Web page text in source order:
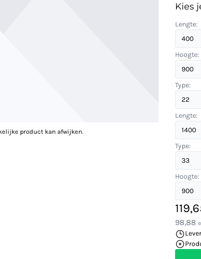
product kan afwijken.
Kies
Lengte:
Hoogte:
Type:
Lengte:
Type:
Hoogte:
98,88